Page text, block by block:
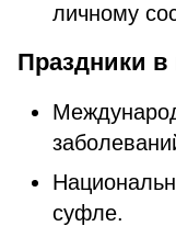
личному
Праздники
суфле.